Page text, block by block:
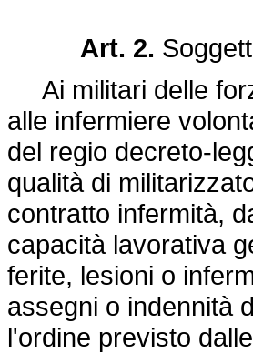
Art. 2.
Ai militari delle
alle infermiere
del regio decreto-
qualità di
contratto infermità,
capacità lavorativa
ferite, lesioni o
assegni o indennità
l'ordine previsto